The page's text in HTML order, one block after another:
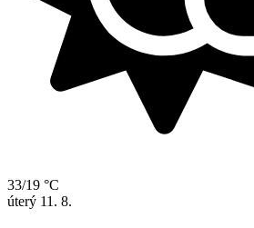
33/19 °C
úterý 11. 8.